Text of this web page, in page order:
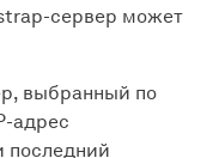
сервер может
выбранный по
адрес
последний